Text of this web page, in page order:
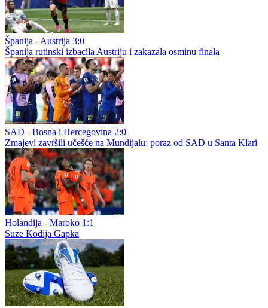
Španija - Austrija 3:0
Španija rutinski izbacila Austriju i zakazala osminu finala
SAD - Bosna i Hercegovina 2:0
Zmajevi završili učešće na Mundijalu: poraz od SAD u Santa Klari
Holandija - Maroko 1:1
Suze Kodija Gapka